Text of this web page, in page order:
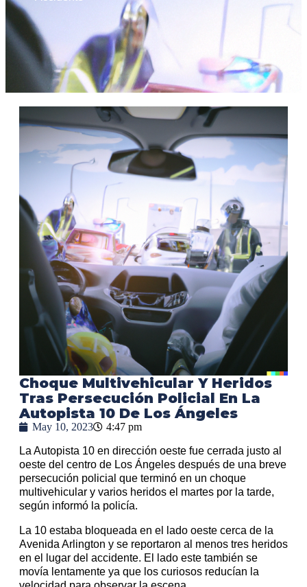
Choque Multivehicular Y Heridos
Tras Persecución Policial En La
Autopista 10 De Los Ángeles
May 10, 2023 4:47 pm
La Autopista 10 en dirección oeste fue cerrada justo al
oeste del centro de Los Ángeles después de una breve
persecución policial que terminó en un choque
multivehicular y varios heridos el martes por la tarde,
según informó la policía.
La 10 estaba bloqueada en el lado oeste cerca de la
Avenida Arlington y se reportaron al menos tres heridos
en el lugar del accidente. El lado este también se
movía lentamente ya que los curiosos reducían la